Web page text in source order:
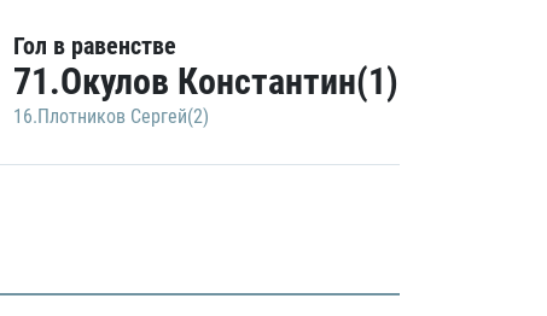
Гол в равенстве
71.Окулов Константин(1)
16.Плотников Сергей(2)